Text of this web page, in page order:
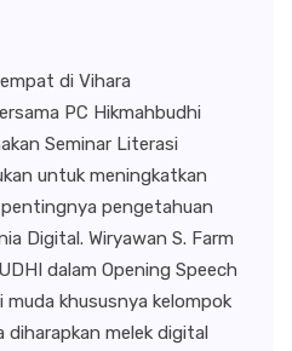
di Vihara
PC Hikmahbudhi
Seminar Literasi
untuk meningkatkan
pengetahuan
Digital. Wiryawan S. Farm
dalam Opening Speech
muda khususnya kelompok
diharapkan melek digital